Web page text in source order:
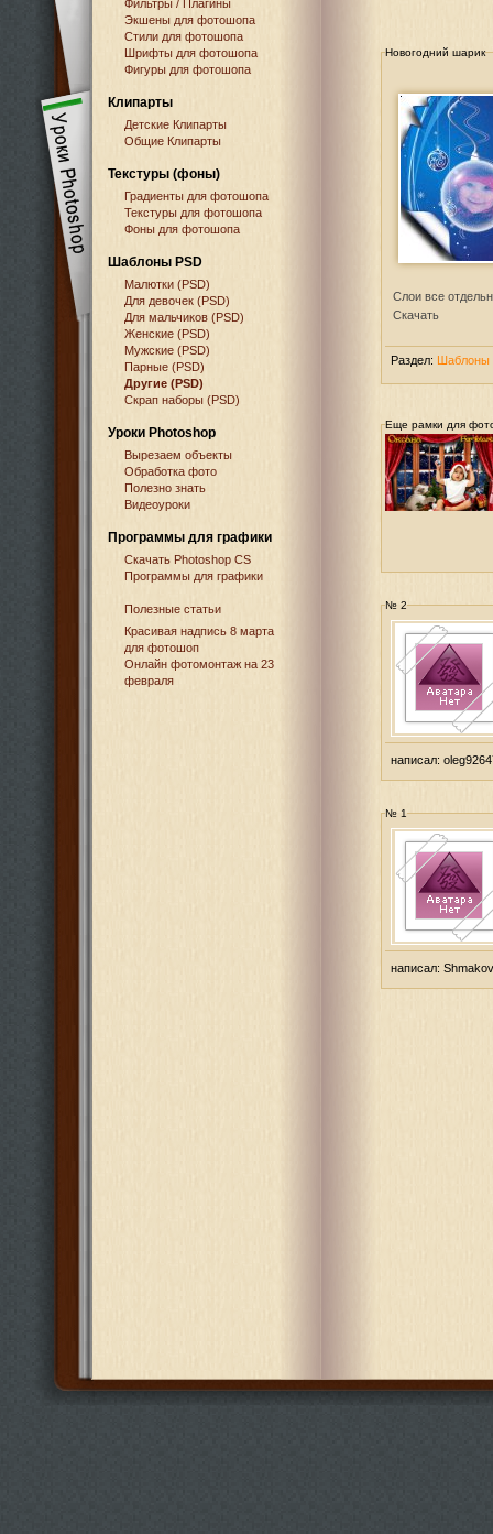
Фильтры / Плагины
Экшены для фотошопа
Стили для фотошопа
Шрифты для фотошопа
Фигуры для фотошопа
Клипарты
Детские Клипарты
Общие Клипарты
Текстуры (фоны)
Градиенты для фотошопа
Текстуры для фотошопа
Фоны для фотошопа
Шаблоны PSD
Малютки (PSD)
Для девочек (PSD)
Для мальчиков (PSD)
Женские (PSD)
Мужские (PSD)
Парные (PSD)
Другие (PSD)
Скрап наборы (PSD)
Уроки Photoshop
Вырезаем объекты
Обработка фото
Полезно знать
Видеоуроки
Программы для графики
Cкачать Photoshop CS
Программы для графики
Полезные статьи
Красивая надпись 8 марта
для фотошоп
Онлайн фотомонтаж на 23
февраля
Новогодний шарик
Слои все
Скачать
Раздел: Шаблоны
Еще рамки для
№ 2
написал:
№ 1
написал: